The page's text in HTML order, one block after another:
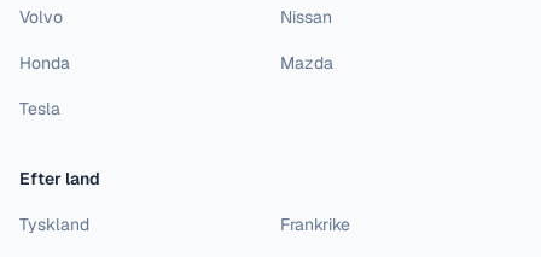
Volvo Nissan
Honda Mazda
Tesla
Efter land
Tyskland Frankrike